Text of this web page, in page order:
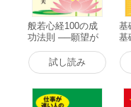
ならない。睡眠時間と
勉強することになる。
感することがある。 入
らいで、子供は小さいし
て「ほとんど時間がと
が、「やりたい事」や
のだ。 つまり、「忙し
般若心経100の成
功法則 ──願望が
実現する奇跡の五
大力 電子書籍版
試し読み
基
基